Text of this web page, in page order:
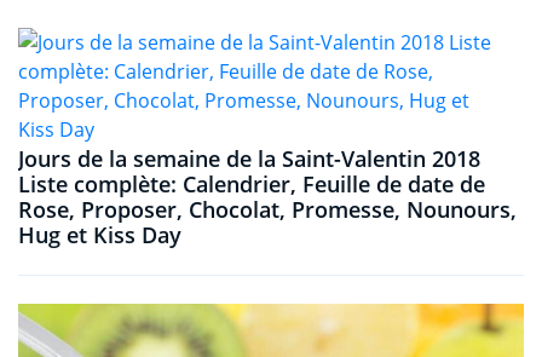
Jours de la semaine de la Saint-Valentin 2018
Liste complète: Calendrier, Feuille de date de
Rose, Proposer, Chocolat, Promesse, Nounours,
Hug et Kiss Day